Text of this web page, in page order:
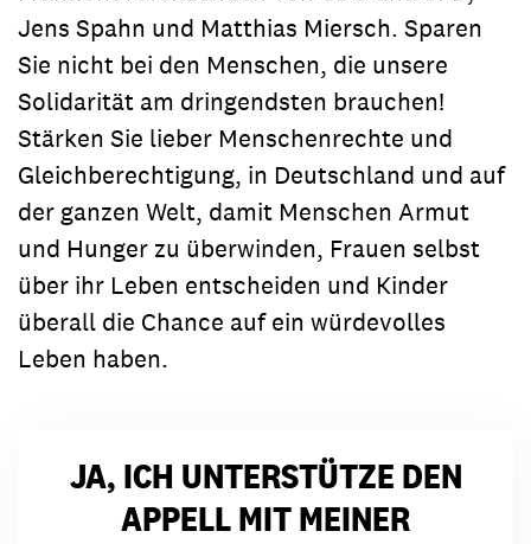
Jens Spahn und Matthias Miersch. Sparen
Sie nicht bei den Menschen, die unsere
Solidarität am dringendsten brauchen!
Stärken Sie lieber Menschenrechte und
Gleichberechtigung, in Deutschland und auf
der ganzen Welt, damit Menschen Armut
und Hunger zu überwinden, Frauen selbst
über ihr Leben entscheiden und Kinder
überall die Chance auf ein würdevolles
Leben haben.
JA, ICH UNTERSTÜTZE DEN
APPELL MIT MEINER